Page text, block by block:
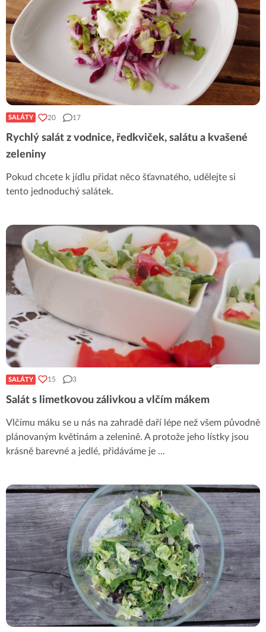
SALÁTY 20 17
Rychlý salát z vodnice, ředkviček, salátu a kvašené
zeleniny
Pokud chcete k jídlu přidat něco šťavnatého, udělejte si
tento jednoduchý salátek.
SALÁTY 15 3
Salát s limetkovou zálivkou a vlčím mákem
Vlčímu máku se u nás na zahradě daří lépe než všem původně
plánovaným květinám a zelenině. A protože jeho lístky jsou
krásně barevné a jedlé, přidáváme je ...